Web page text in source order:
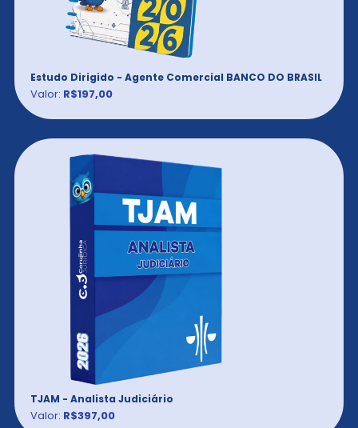
Estudo Dirigido - Agente Comercial BANCO DO BRASIL
Valor: R$197,00
TJAM - Analista Judiciário
Valor: R$397,00